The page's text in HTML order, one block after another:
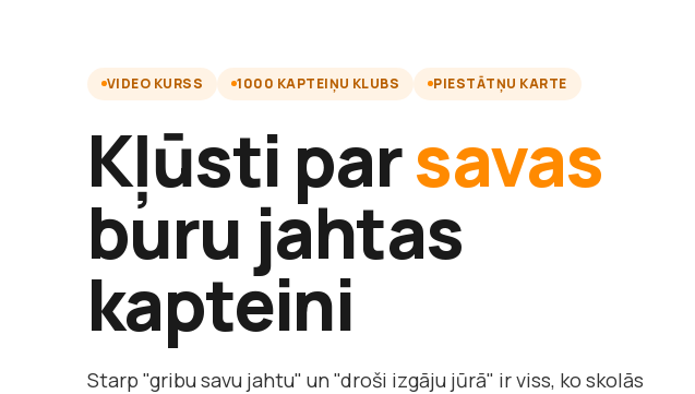
VIDEO KURSS 1000 KAPTEIŅU KLUBS PIESTĀTŅU KARTE
Kļūsti parsavas
buru jahtas
kapteini
Starp "gribu savu jahtu" un "droši izgāju jūrā" ir viss, ko skolās